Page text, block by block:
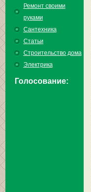
Ремонт своими
руками
Сантехника
Статьи
Строительство дома
Электрика
Голосование: